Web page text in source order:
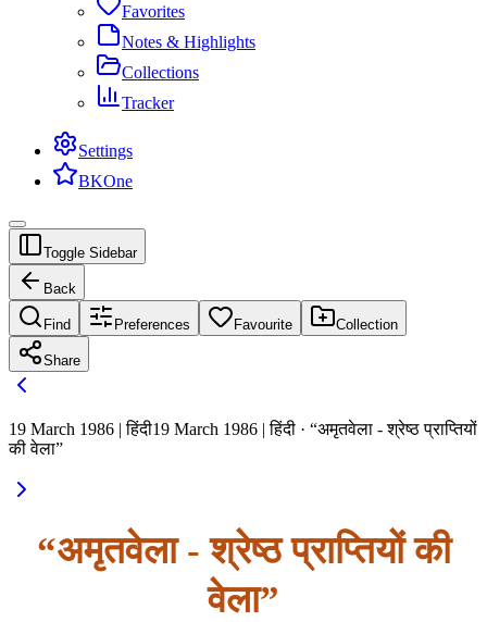
Favorites
Notes & Highlights
Collections
Tracker
Settings
BKOne
Toggle Sidebar
Back
Find Preferences Favourite Collection
Share
19 March 1986 | हिंदी19 March 1986 | हिंदी · “अमृतवेला - श्रेष्ठ प्राप्तियों
की वेला”
“अमृतवेला - श्रेष्ठ प्राप्तियों की
वेला”